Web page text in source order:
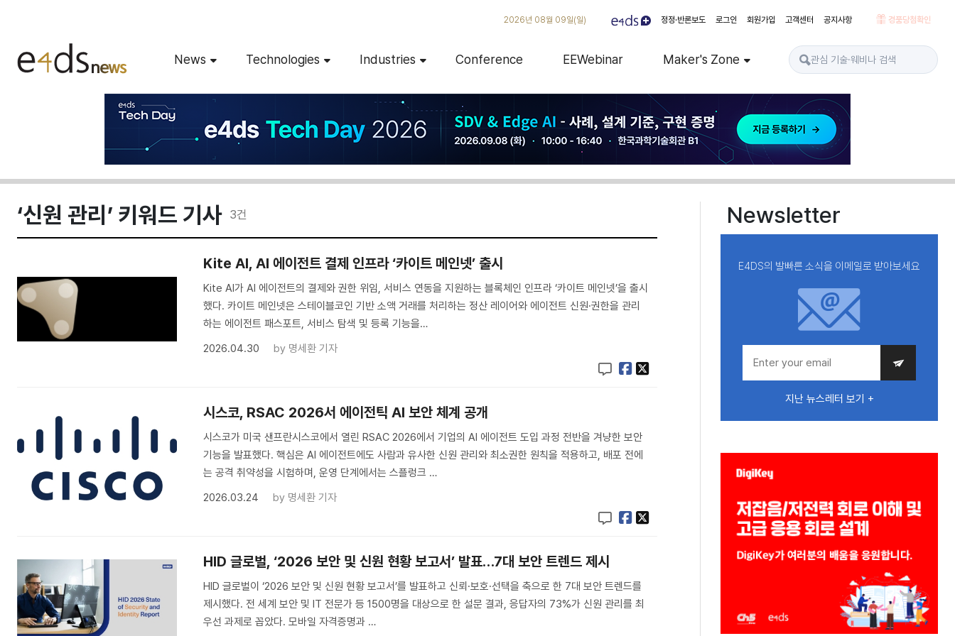
2026년 08월 09일(일) 정정·반론보도 로그인 회원가입 고객센터 공지사항 경품당첨확인
News Technologies Industries Conference EEWebinar Maker's Zone
‘신원 관리’ 키워드 기사 3건
Kite AI, AI 에이전트 결제 인프라 ‘카이트 메인넷’ 출시
Kite AI가 AI 에이전트의 결제와 권한 위임, 서비스 연동을 지원하는 블록체인 인프라 ‘카이트 메인넷’을 출시
했다. 카이트 메인넷은 스테이블코인 기반 소액 거래를 처리하는 정산 레이어와 에이전트 신원·권한을 관리
하는 에이전트 패스포트, 서비스 탐색 및 등록 기능을…
2026.04.30
by 명세환 기자
시스코, RSAC 2026서 에이전틱 AI 보안 체계 공개
시스코가 미국 샌프란시스코에서 열린 RSAC 2026에서 기업의 AI 에이전트 도입 과정 전반을 겨냥한 보안
기능을 발표했다. 핵심은 AI 에이전트에도 사람과 유사한 신원 관리와 최소권한 원칙을 적용하고, 배포 전에
는 공격 취약성을 시험하며, 운영 단계에서는 스플렁크 …
2026.03.24
by 명세환 기자
HID 글로벌, ‘2026 보안 및 신원 현황 보고서’ 발표…7대 보안 트렌드 제시
HID 글로벌이 ‘2026 보안 및 신원 현황 보고서’를 발표하고 신뢰·보호·선택을 축으로 한 7대 보안 트렌드를
제시했다. 전 세계 보안 및 IT 전문가 등 1500명을 대상으로 한 설문 결과, 응답자의 73%가 신원 관리를 최
우선 과제로 꼽았다. 모바일 자격증명과 …
Newsletter
E4DS의 발빠른 소식을 이메일로 받아보세요
지난 뉴스레터 보기 +